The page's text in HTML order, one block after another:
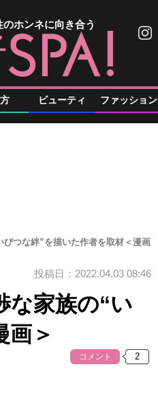
のホンネに向き合う
ビューティ ファッション
つな絆”を描いた作者を取材＜漫画
投稿日：2022.04.03 08:46
な家族の“い
画＞
コメント